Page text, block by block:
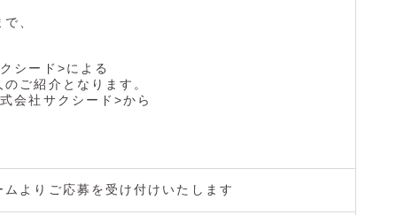
、
シード>による
ご紹介となります。
会社サクシード>から
よりご応募を受け付けいたします